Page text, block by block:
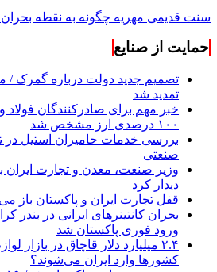
سنت قدیمی مهریه چگونه به نقطه
حمایت از صنایع
تصمیم جدید دولت درباره گمرک /
تمدید شد
خبر مهم برای صادرکنندگان
۱۰۰ درصدی ارز مشخص شد
بررسی خدمات حامیران استیل در
صنعتی
وزیر صنعت، معدن و تجارت ایران
دیدار کرد
قفل تجارت ایران و پاکستان باز
بحران کانتینر‌های ایرانی در
ورود فوری پاکستان شد
۲.۴ میلیارد دلار قاچاق در بازار
کشورها وارد ایران می‌شوند؟